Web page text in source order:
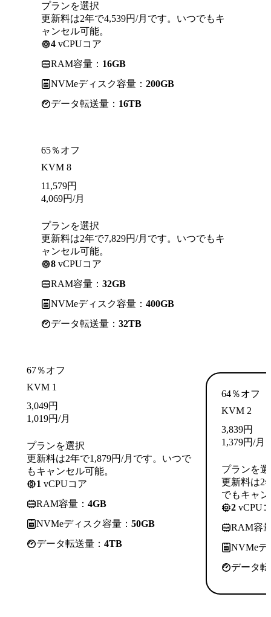
プランを選択
更新料は2年で4,539円/月です。いつでもキ
ャンセル可能。
4 vCPUコア
RAM容量： 16GB
NVMeディスク容量： 200GB
データ転送量： 16TB
65％オフ
KVM 8
11,579円
4,069円/月
プランを選択
更新料は2年で7,829円/月です。いつでもキ
ャンセル可能。
8 vCPUコア
RAM容量： 32GB
NVMeディスク容量： 400GB
データ転送量： 32TB
67％オフ
KVM 1
3,049円
1,019円/月
プランを選択
更新料は2年で1,879円/月です。いつで
もキャンセル可能。
1 vCPUコア
RAM容量： 4GB
NVMeディスク容量： 50GB
データ転送量： 4TB
64％オフ
KVM 2
3,839円
1,379円/月
プランを
更新料は2
でもキャ
2 vCPU
RAM容
NVMeデ
データ